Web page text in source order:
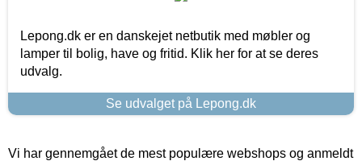
Lepong.dk er en danskejet netbutik med møbler og
lamper til bolig, have og fritid. Klik her for at se deres
udvalg.
Se udvalget på Lepong.dk
Vi har gennemgået de mest populære webshops og anmeldt